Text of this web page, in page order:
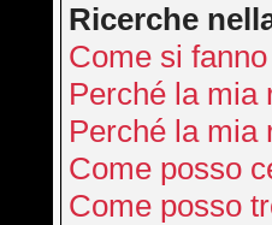
Ricerche
Come si
Perché la mia
Perché la mia
Come posso
Come posso